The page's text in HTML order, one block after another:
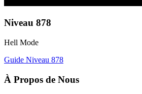
Niveau 878
Hell Mode
Guide Niveau 878
À Propos de Nous